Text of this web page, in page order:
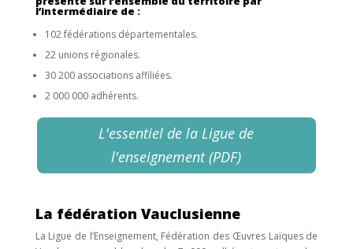
l’intermédiaire de :
102 fédérations départementales.
22 unions régionales.
30 200 associations affiliées.
2 000 000 adhérents.
L'essentiel de la Ligue de
l'enseignement (PDF)
La fédération Vauclusienne
La Ligue de l’Enseignement, Fédération des Œuvres Laïques de